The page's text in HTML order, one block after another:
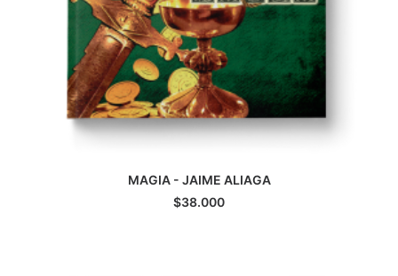
AGREGAR AL CARRITO
MAGIA - JAIME ALIAGA
$38.000